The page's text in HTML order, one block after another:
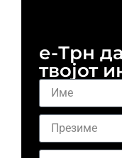
е-Трн
твојот